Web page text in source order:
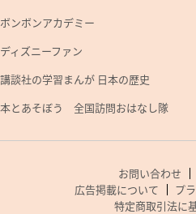
ボンボンアカデミー
ディズニーファン
講談社の学習まんが 日本の歴史
本とあそぼう 全国訪問おはなし隊
お問い合わせ
広告掲載について
プ
特定商取引法に